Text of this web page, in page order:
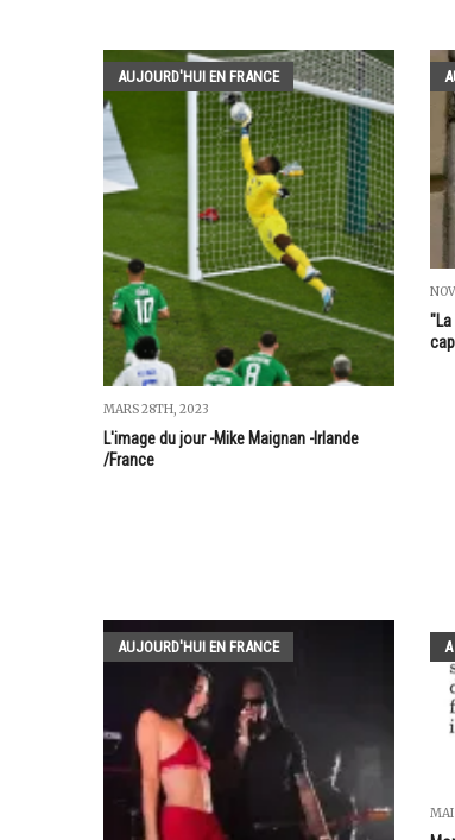
AUJOURD'HUI EN FRANCE
MARS 28TH, 2023
L'image du jour -Mike Maignan -Irlande
/France
AUJOURD'HUI EN FRANCE
MAI